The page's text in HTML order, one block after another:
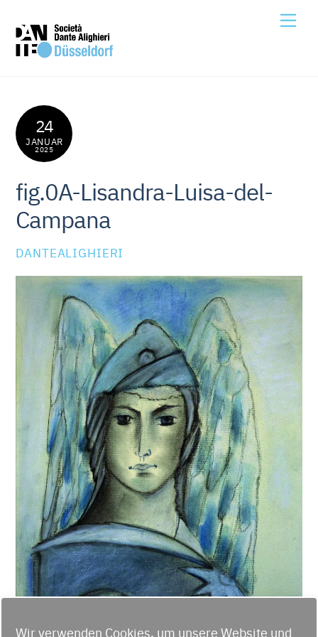
Wir verwenden Cookies, um unsere Website und
content
24
JANUAR
2025
fig.0A-Lisandra-Luisa-del-
Campana
DANTEALIGHIERI